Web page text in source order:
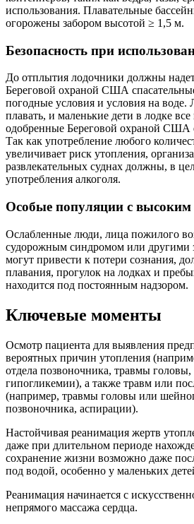
использования. Плавательные
огорожены забором высотой ≥ 1,5 м.
Безопасность при
До отплытия лодочники должны
Береговой охраной США
погодные условия и условия на
плавать, и маленькие дети в лодке
одобренные Береговой охраной США
Так как употребление любого
увеличивает риск утопления,
развлекательных суднах должны, в
употребления алкоголя.
Особые популяции с высоким
Ослабленные люди, лица пожилого
судорожным синдромом или другими
могут привести к потери сознания,
плавания, прогулок на лодках и
находится под постоянным надзором.
Ключевые моменты
Осмотр пациента для выявления
вероятных причин утопления
отдела позвоночника, травмы
гипогликемии), а также травм или
(например, травмы головы или
позвоночника, аспирации).
Настойчивая реанимация жертв
даже при длительном периоде
сохранение жизни возможно даже
под водой, особенно у маленьких
Реанимация начинается с
непрямого массажа сердца.